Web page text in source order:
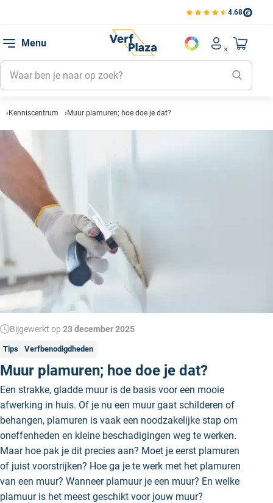
4.68
Bekijk de verfplaza
Menu
Account
Mijn
Mijn
Mijn
Naar
Kenniscentrum Muur plamuren; hoe doe je dat?
Bijgewerkt op 23 december 2025
Tips Verfbenodigdheden
Muur plamuren; hoe doe je dat?
Een strakke, gladde muur is de basis voor een mooie
afwerking in huis. Of je nu een muur gaat schilderen of
behangen, plamuren is vaak een noodzakelijke stap om
oneffenheden en kleine beschadigingen weg te werken.
Maar hoe pak je dit precies aan? Moet je eerst plamuren
of juist voorstrijken? Hoe ga je te werk met het plamuren
van een muur? Wanneer plamuur je een muur? En welke
plamuur is het meest geschikt voor jouw muur?